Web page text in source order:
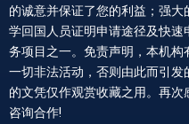
的诚意并保证了您的利益；强
学回国人员证明申请途径及快
务项目之一。免责声明，本机
一切非法活动，否则由此而引
的文凭仅作观赏收藏之用。再
咨询合作!